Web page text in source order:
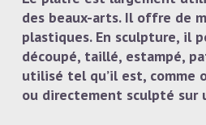
des beaux-arts. Il offre de
plastiques. En sculpture, il
découpé, taillé, estampé,
utilisé tel qu’il est, comme
ou directement sculpté sur